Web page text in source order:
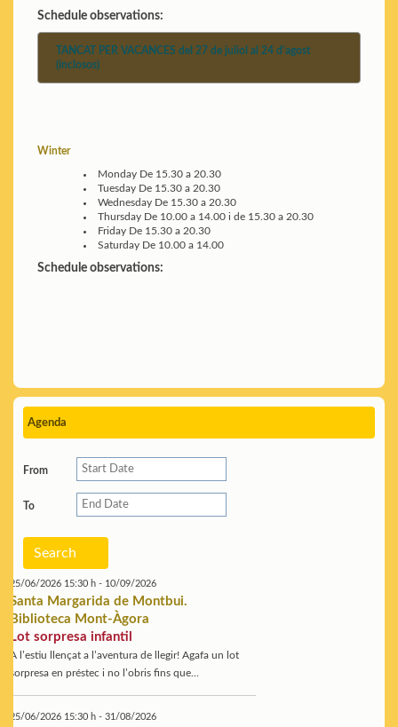
Schedule observations:
TANCAT PER VACANCES del 27 de juliol al 24 d'agost
(inclosos)
Winter
Monday De 15.30 a 20.30
Tuesday De 15.30 a 20.30
Wednesday De 15.30 a 20.30
Thursday De 10.00 a 14.00 i de 15.30 a 20.30
Friday De 15.30 a 20.30
Saturday De 10.00 a 14.00
Schedule observations:
Agenda
From
To
Search
25/06/2026 15:30 h - 10/09/2026
Santa Margarida de Montbui.
Biblioteca Mont-Àgora
Lot sorpresa infantil
A l’estiu llençat a l’aventura de llegir! Agafa un lot
sorpresa en préstec i no l’obris fins que...
25/06/2026 15:30 h - 31/08/2026